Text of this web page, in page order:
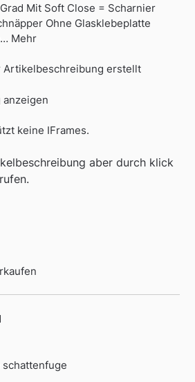
Mit Soft Close = Scharnier
Ohne Glasklebeplatte
Mehr
Artikelbeschreibung erstellt
keine IFrames.
aber durch klick
schattenfuge